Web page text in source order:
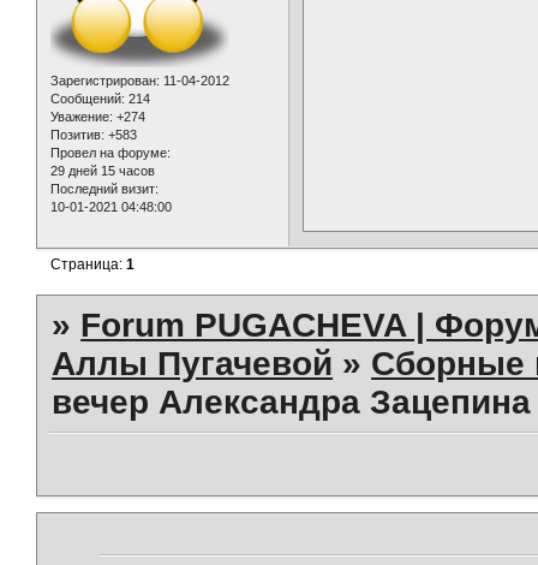
Зарегистрирован: 11-04-2012
Сообщений: 214
Уважение: +274
Позитив: +583
Провел на форуме:
29 дней 15 часов
Последний визит:
10-01-2021 04:48:00
Страница:1
» Forum PUGACHEVA |
Аллы Пугачевой » Сборные
вечер Александра